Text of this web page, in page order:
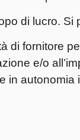
di lucro. Si
di fornitore
e/o
autonomia